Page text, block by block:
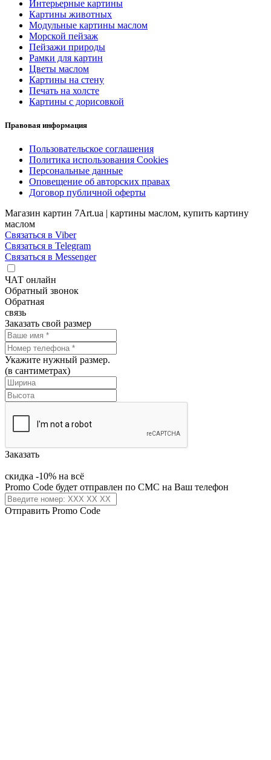
Интерьерные картины
Картины животных
Модульные картины маслом
Морской пейзаж
Пейзажи природы
Рамки для картин
Цветы маслом
Картины на стену
Печать на холсте
Картины с дорисовкой
Правовая информация
Пользовательское соглашения
Политика использования Cookies
Персональные данные
Оповещение об авторских правах
Договор публичной оферты
Магазин картин 7Art.ua | картины маслом, купить картину
маслом
Связаться в Viber
Связаться в Telegram
Связаться в Messenger
ЧАТ онлайн
Обратный звонок
Обратная
связь
Заказать свой размер
Укажите нужный размер.
(в сантиметрах)
Заказать
скидка -10% на всё
Promo Code будет отправлен по СМС на Ваш телефон
Отправить Promo Code